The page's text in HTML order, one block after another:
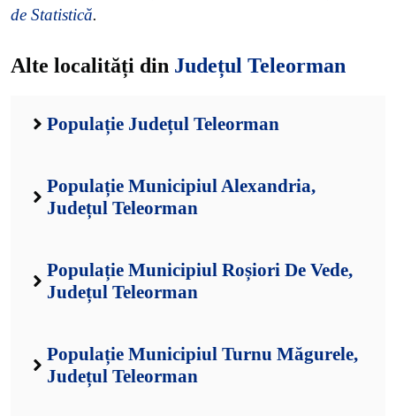
de Statistică.
Alte localități din Județul Teleorman
Populație Județul Teleorman
Populație Municipiul Alexandria,
Județul Teleorman
Populație Municipiul Roșiori De Vede,
Județul Teleorman
Populație Municipiul Turnu Măgurele,
Județul Teleorman